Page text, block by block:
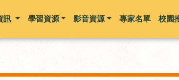
跳到主要內容
訊 學習資源 影音資源 專家名單 校園